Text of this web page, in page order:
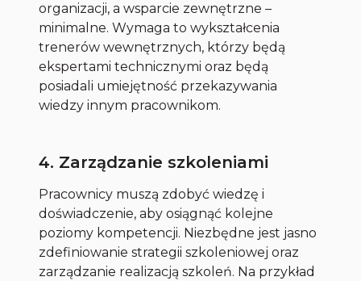
organizacji, a wsparcie zewnętrzne –
minimalne. Wymaga to wykształcenia
trenerów wewnętrznych, którzy będą
ekspertami technicznymi oraz będą
posiadali umiejętność przekazywania
wiedzy innym pracownikom.
4. Zarządzanie szkoleniami
Pracownicy muszą zdobyć wiedzę i
doświadczenie, aby osiągnąć kolejne
poziomy kompetencji. Niezbędne jest jasno
zdefiniowanie strategii szkoleniowej oraz
zarządzanie realizacją szkoleń. Na przykład